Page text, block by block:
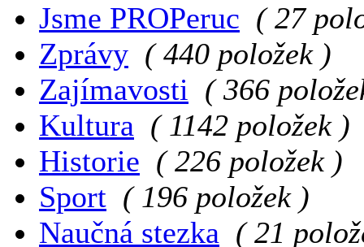
Jsme PROPeruc ( 27
Zprávy ( 440 položek )
Zajímavosti ( 366
Kultura ( 1142 položek )
Historie ( 226 položek )
Sport ( 196 položek )
Naučná stezka ( 21